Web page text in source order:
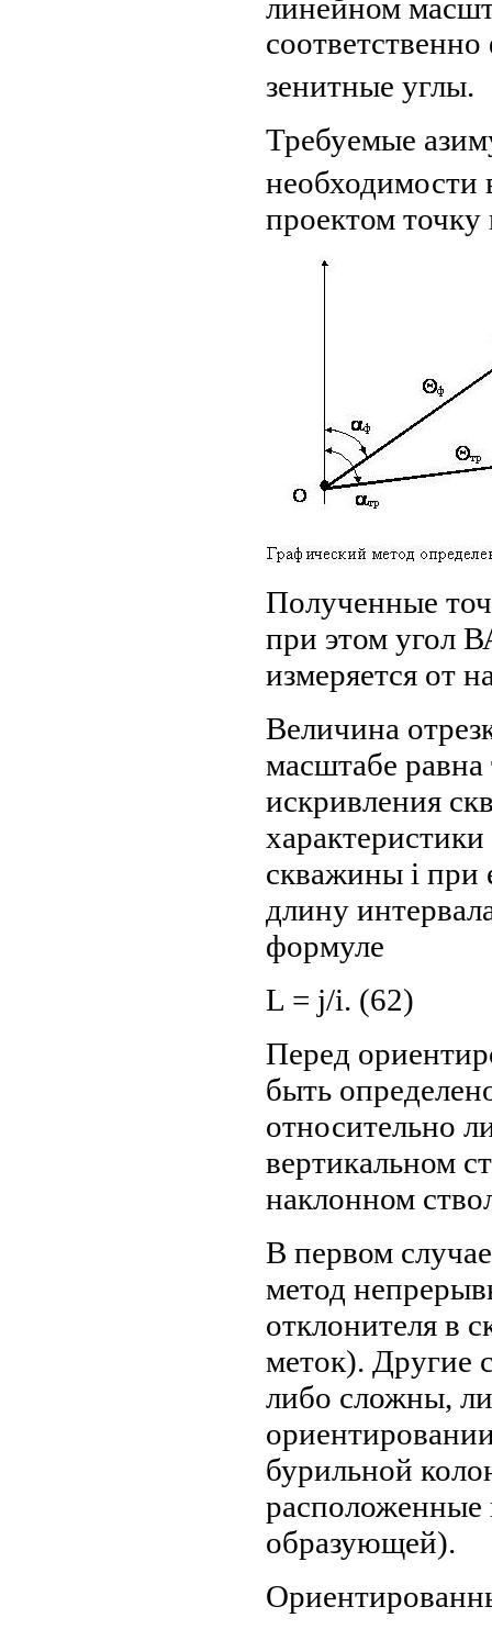
зенитные углы.
Требуемые
необходимости
проектом
Полученные
при этом угол
измеряется от
Величина
масштабе равна
искривления
скважины i при
длину
формуле
L = j/i. (62)
Перед
быть
относительно
вертикальном
наклонном
В первом
метод
отклонителя в
меток). Другие
либо сложны,
бурильной
расположенные
образующей).